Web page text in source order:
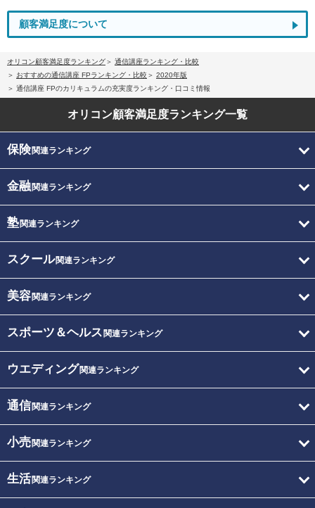
顧客満足度について
オリコン顧客満足度ランキング
通信講座ランキング・比較
おすすめの通信講座 FPランキング・比較
2020年版
通信講座 FPのカリキュラムの充実度ランキング・口コミ情報
オリコン顧客満足度ランキング一覧
保険関連ランキング
金融関連ランキング
塾関連ランキング
スクール関連ランキング
美容関連ランキング
スポーツ＆ヘルス 関連ランキング
ウエディング関連ランキング
通信関連ランキング
小売関連ランキング
生活関連ランキング